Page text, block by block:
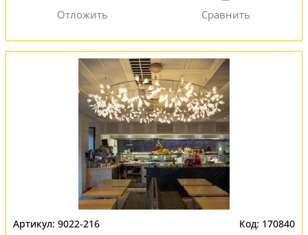
9022-216 170840